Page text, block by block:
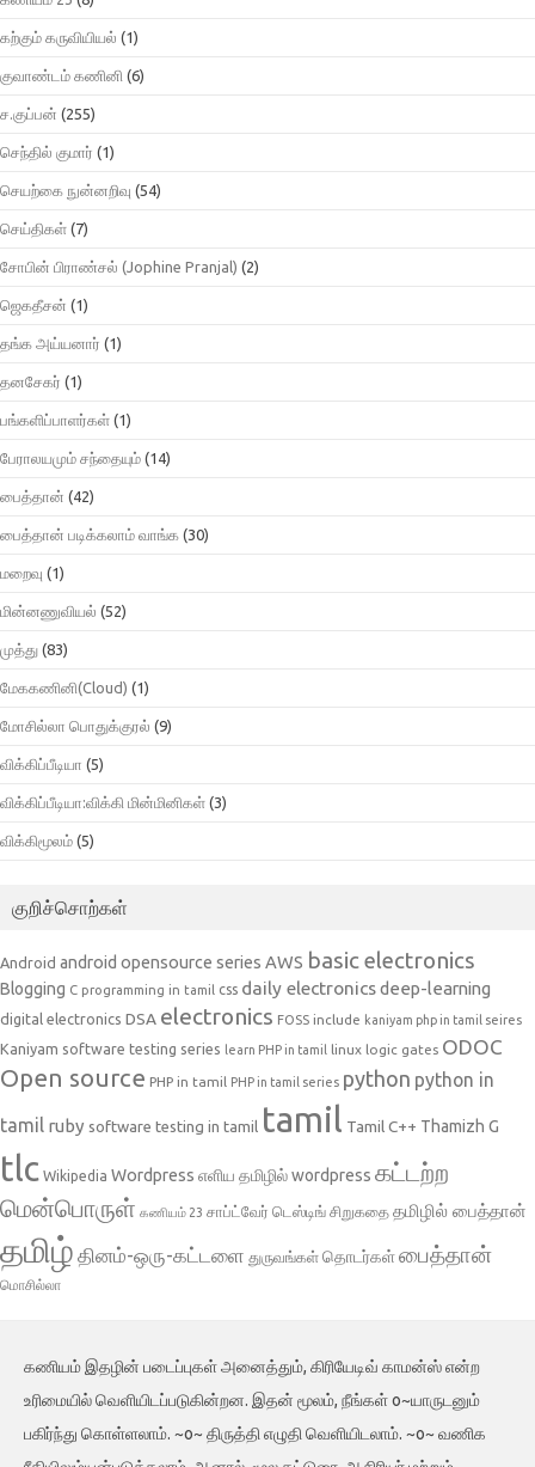
கற்கும் கருவியியல் (1)
குவாண்டம் கணினி (6)
ச.குப்பன் (255)
செந்தில் குமார் (1)
செயற்கை நுன்னறிவு (54)
செய்திகள் (7)
சோபின் பிராண்சல் (Jophine Pranjal) (2)
ஜெகதீசன் (1)
தங்க அய்யனார் (1)
தனசேகர் (1)
பங்களிப்பாளர்கள் (1)
பேராலயமும் சந்தையும் (14)
பைத்தான் (42)
பைத்தான் படிக்கலாம் வாங்க (30)
மறைவு (1)
மின்னணுவியல் (52)
முத்து (83)
மேககணினி(Cloud) (1)
மோசில்லா பொதுக்குரல் (9)
விக்கிப்பீடியா (5)
விக்கிப்பீடியா:விக்கி மின்மினிகள் (3)
விக்கிமூலம் (5)
குறிச்சொற்கள்
Android android opensource series AWS basic electronics
Blogging C programming in tamil css daily electronicsdeep-learning
digital electronics DSA electronics FOSS include kaniyam php in tamil seires
Kaniyam software testing series learn PHP in tamil linux logic gates ODOC
Open source PHP in tamil PHP in tamil series python python in
tamil ruby software testing in tamil tamil Tamil C++ Thamizh G
tlc Wikipedia Wordpress எளிய தமிழில் wordpress கட்டற்ற
மென்பொருள் கணியம் 23 சாப்ட்வேர் டெஸ்டிங் சிறுகதை தமிழில் பைத்தான்
தமிழ் தினம்-ஒரு-கட்டளை துருவங்கள் தொடர்கள்பைத்தான்
மொசில்லா
கணியம் இதழின் படைப்புகள் அனைத்தும், கிரியேடிவ் காமன்ஸ் என்ற
உரிமையில் வெளியிடப்படுகின்றன. இதன் மூலம், நீங்கள் o~யாருடனும்
பகிர்ந்து கொள்ளலாம். ~o~ திருத்தி எழுதி வெளியிடலாம். ~o~ வணிக